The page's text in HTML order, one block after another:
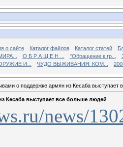
о сайте Каталог файлов Каталог статей
О Б Р А Щ Е Н ... "Обращение к гр...
И...
ЧУДО ВЫЖИВАНИЯ: КОМ...
о поддержке армян из Кесаба выступает
Кесаба выступает все больше людей
news/